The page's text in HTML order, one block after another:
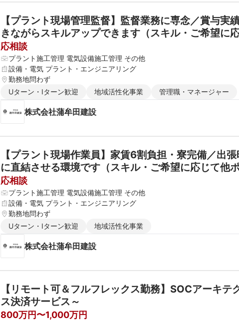
【プラント現場管理監督】監督業務に専念／賞与
きながらスキルアップできます（スキル・ご希望に
応相談
プラント施工管理 電気設備施工管理 その他
設備・電気 プラント・エンジニアリング
勤務地問わず
Uターン・Iターン歓迎
地域活性化事業 管理職・マネージャー
株式会社蒲牟田建設
【プラント現場作業員】家賃6割負担・寮完備／出
に直結させる環境です（スキル・ご希望に応じて他
応相談
プラント施工管理 電気設備施工管理 その他
設備・電気 プラント・エンジニアリング
勤務地問わず
Uターン・Iターン歓迎
地域活性化事業
株式会社蒲牟田建設
【リモート可＆フルフレックス勤務】SOCアーキ
ス決済サービス～
800万円〜1,000万円